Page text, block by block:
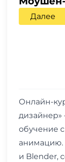
Далее
Онлайн-
дизайнер»
обучение
анимацию.
и Blender,